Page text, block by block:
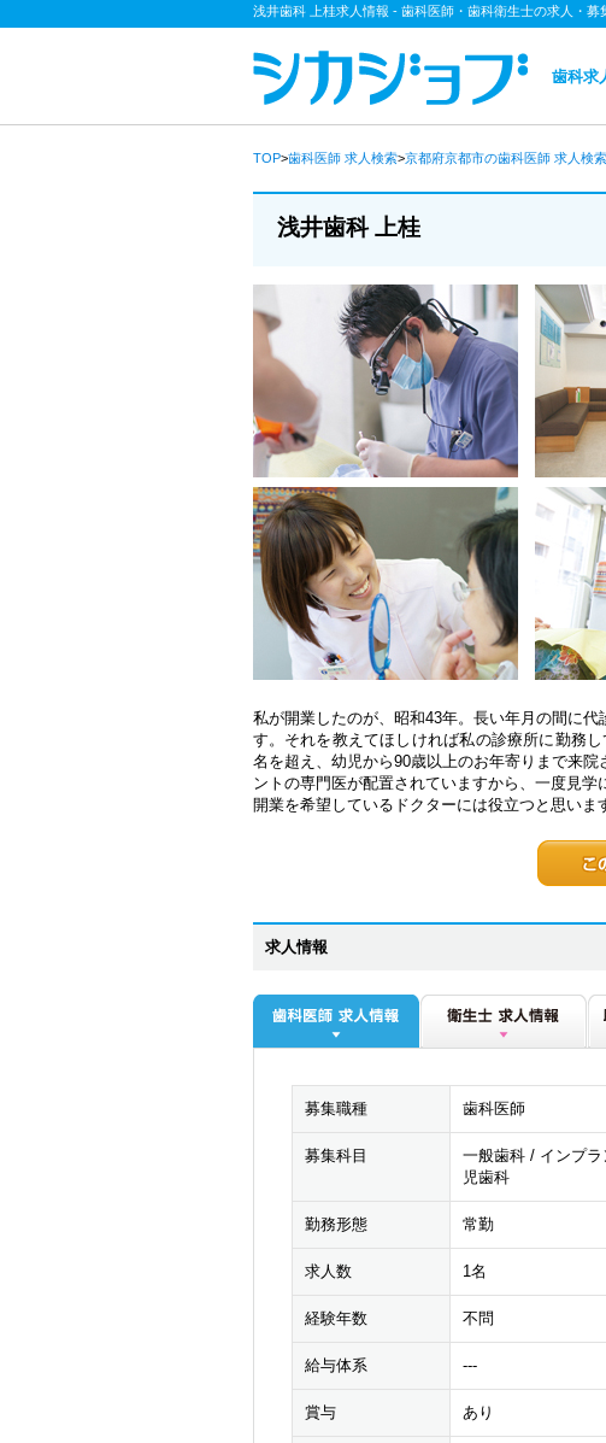
浅井歯科 上桂求人情報 - 歯科医師・歯科衛生士の求人・募
歯科求
TOP>歯科医師 求人検索>京都府京都市の歯科医師 求人検
浅井歯科 上桂
私が開業したのが、昭和43年。長い年月の間に
す。それを教えてほしければ私の診療所に勤務
名を超え、幼児から90歳以上のお年寄りまで来
ントの専門医が配置されていますから、一度見学
開業を希望しているドクターには役立つと思いま
求人情報
募集職種 歯科医師
募集科目
一般歯科 / インプ
児歯科
勤務形態 常勤
求人数 1名
経験年数 不問
給与体系 ---
賞与 あり